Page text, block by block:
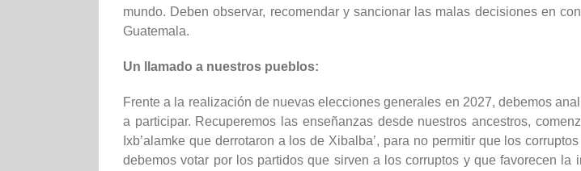
mundo. Deben observar, recomendar y sancionar las malas decisiones en
Guatemala.
Un llamado a nuestros pueblos:
Frente a la realización de nuevas elecciones generales en 2027, debemos
a participar. Recuperemos las enseñanzas desde nuestros ancestros,
Ixb’alamke que derrotaron a los de Xibalba’, para no permitir que los
debemos votar por los partidos que sirven a los corruptos y que favorecen la